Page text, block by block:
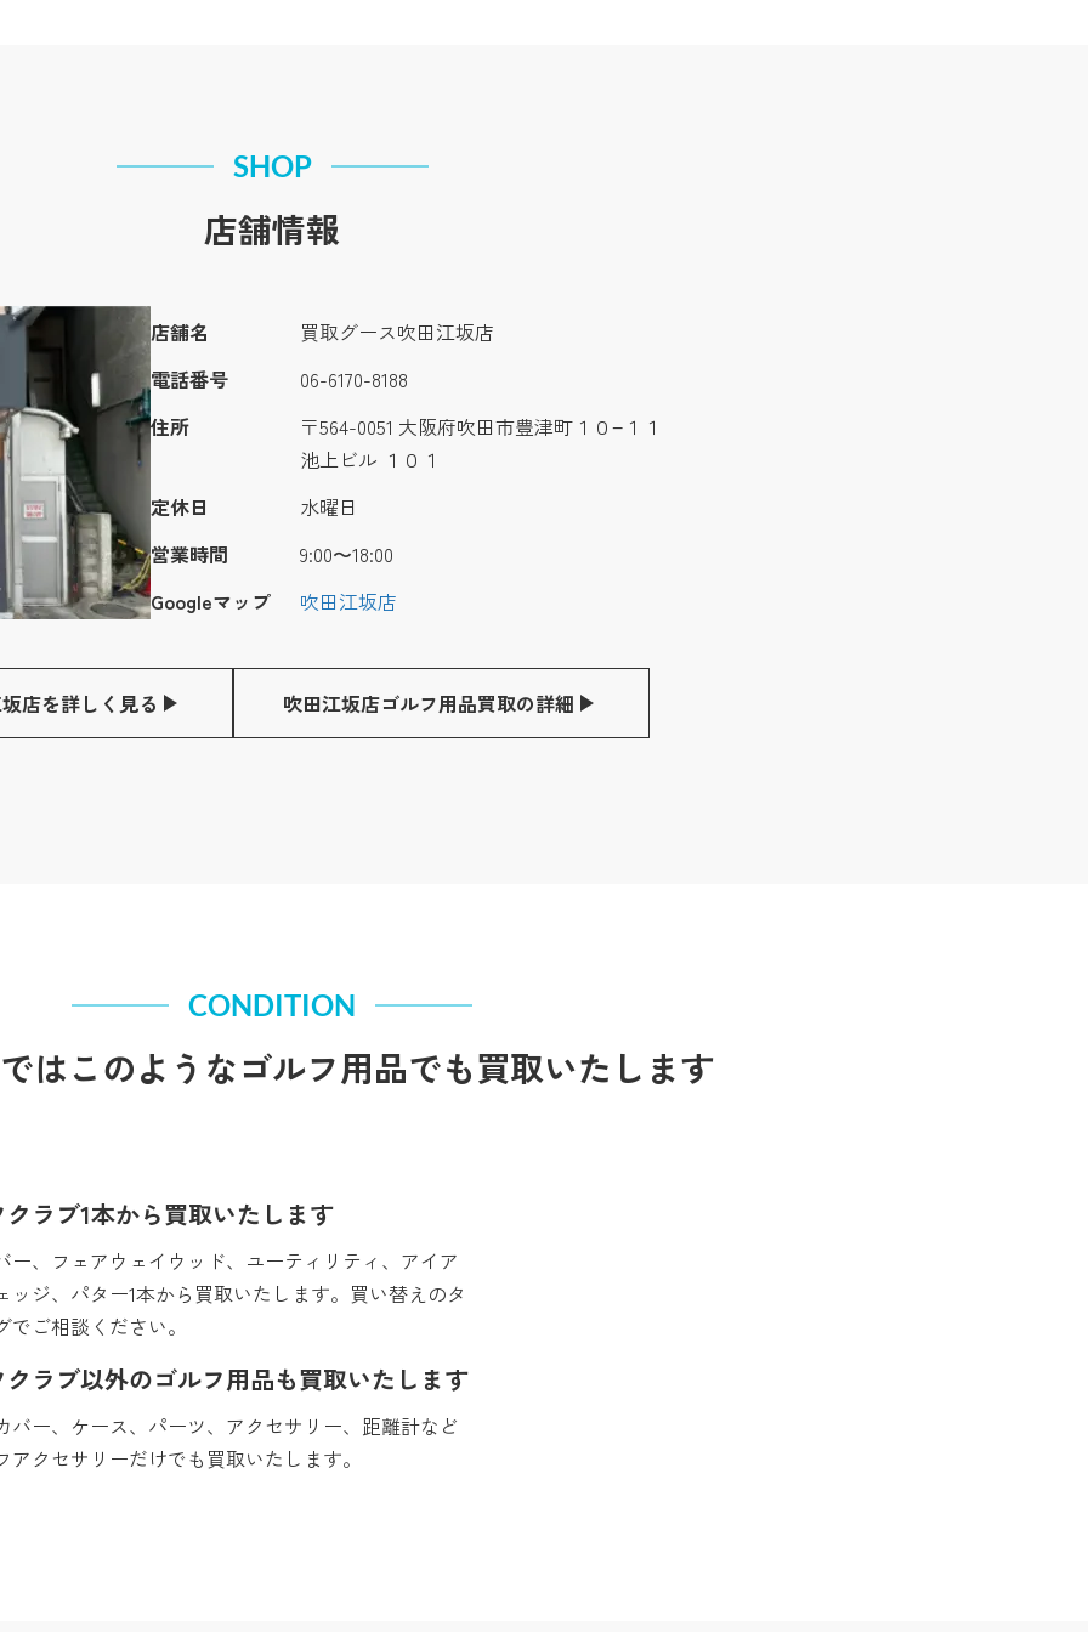
SHOP
店舗情報
店舗名
買取グース吹田江坂店
電話番号
06-6170-8188
住所
〒564-0051 大阪府吹田市豊津町１０−１１
池上ビル １０１
定休日
水曜日
営業時間
9:00〜18:00
Googleマップ
吹田江坂店
店を詳しく見る 吹田江坂店ゴルフ用品買取の詳細
CONDITION
はこのようなゴルフ用品でも買取いたします
ラブ1本から買取いたします
ー、フェアウェイウッド、ユーティリティ、アイア
ッジ、パター1本から買取いたします。買い替えのタ
でご相談ください。
ラブ以外のゴルフ用品も買取いたします
バー、ケース、パーツ、アクセサリー、距離計など
アクセサリーだけでも買取いたします。